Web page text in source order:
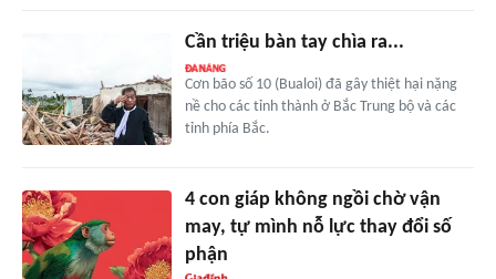
Cần triệu bàn tay chìa ra...
Cơn bão số 10 (Bualoi) đã gây thiệt hại nặng
nề cho các tỉnh thành ở Bắc Trung bộ và các
tỉnh phía Bắc.
4 con giáp không ngồi chờ vận
may, tự mình nỗ lực thay đổi số
phận